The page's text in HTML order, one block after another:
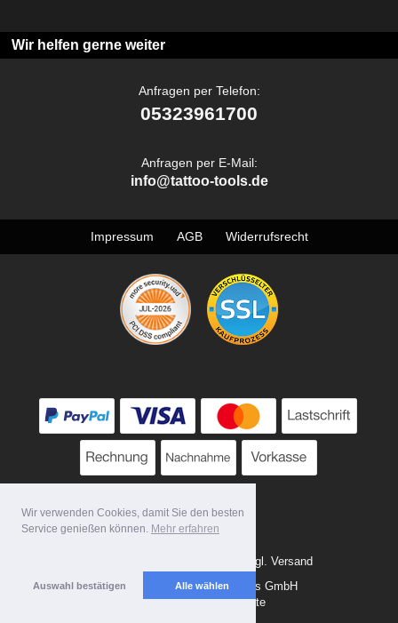
Wir verwenden Cookies, damit Sie den besten
Service genießen können. Mehr erfahren
Auswahl bestätigen Alle wählen
Wir helfen gerne weiter
Anfragen per Telefon:
05323961700
Anfragen per E-Mail:
info@tattoo-tools.de
Impressum AGB Widerrufsrecht
* Alle Preise zzgl. MwSt. evtl. zzgl. Versand
Copyright 2026 by Tattoo-Tools GmbH
Mobile Shop by Shopgate